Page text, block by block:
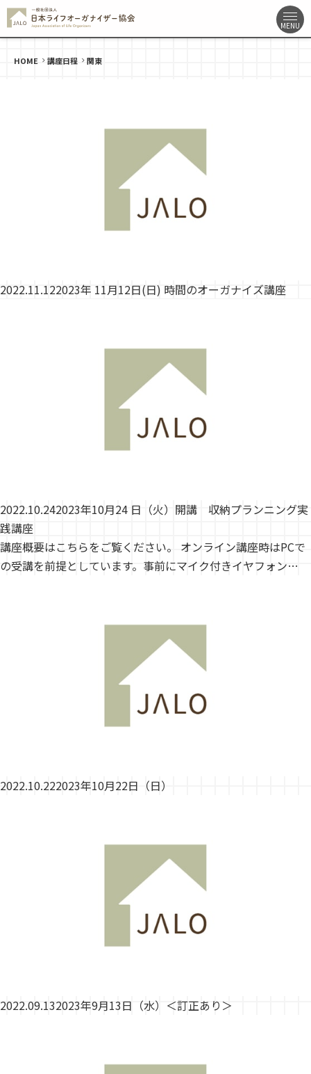
HOME 講座日程 関東
2022.11.122023年 11月12日(日) 時間のオーガナイズ講座
2022.10.242023年10月24 日（火）開講 収納プランニング実
践講座
講座概要はこちらをご覧ください。 オンライン講座時はPCで
の受講を前提としています。事前にマイク付きイヤフォン…
2022.10.222023年10月22日（日）
2022.09.132023年9月13日（水）＜訂正あり＞